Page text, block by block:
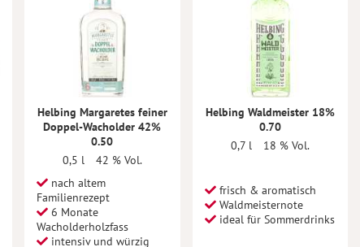
Helbing Margaretes feiner
Doppel-Wacholder 42%
0.50
0,5 l
42 % Vol.
nach altem
Familienrezept
6 Monate
Wacholderholzfass
intensiv und würzig
Helbing Waldmeister 18%
0.70
0,7 l
18 % Vol.
frisch & aromatisch
Waldmeisternote
ideal für Sommerdrinks